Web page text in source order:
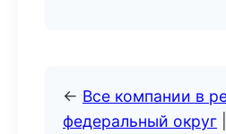
← Все компании в
федеральный округ